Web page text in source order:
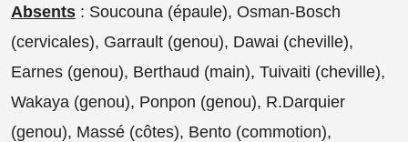
Absents : Soucouna (épaule), Osman-Bosch
(cervicales), Garrault (genou), Dawai (cheville),
Earnes (genou), Berthaud (main), Tuivaiti (cheville),
Wakaya (genou), Ponpon (genou), R.Darquier
(genou), Massé (côtes), Bento (commotion),